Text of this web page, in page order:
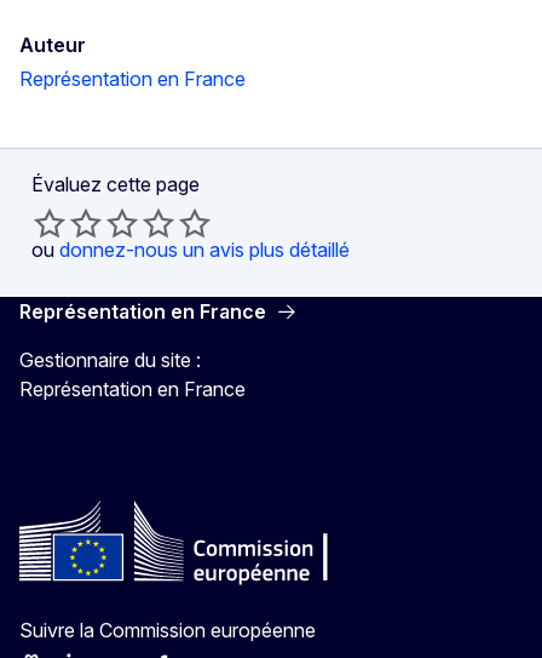
Auteur
Représentation en France
Évaluez cette page
ou donnez-nous un avis plus détaillé
Représentation en France
Gestionnaire du site :
Représentation en France
Suivre la Commission européenne